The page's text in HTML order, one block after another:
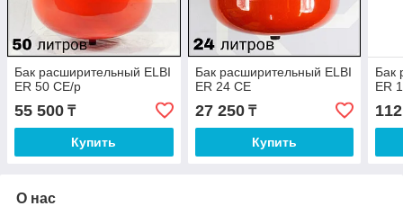
Бак расширительный ELBI
ER 50 CE/p
55 500 ₸
Купить
Бак расширительный ELBI
ER 24 CE
27 250₸
Купить
Бак
ER
О нас